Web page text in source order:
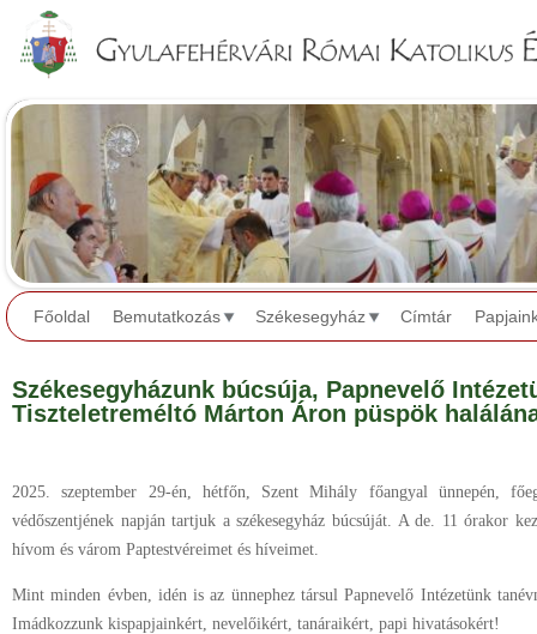
Főoldal Bemutatkozás Székesegyház Címtár
Székesegyházunk búcsúja, Papnevelő
Tiszteletreméltó Márton Áron püspök
2025. szeptember 29-én, hétfőn, Szent Mihály főangyal ünnepén,
védőszentjének napján tartjuk a székesegyház búcsúját. A de. 11 órakor
hívom és várom Paptestvéreimet és híveimet.
Mint minden évben, idén is az ünnephez társul Papnevelő Intézetünk
Imádkozzunk kispapjainkért, nevelőikért, tanáraikért, papi hivatásokért!